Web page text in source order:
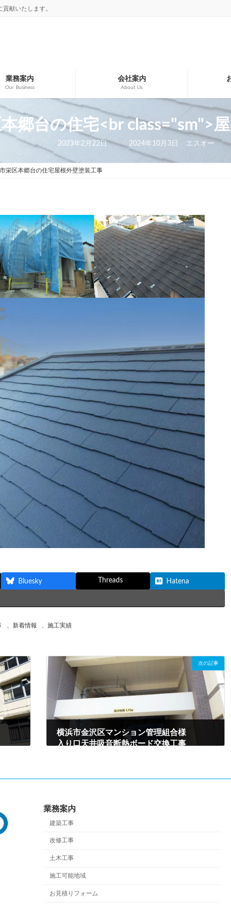
献いたします。
業務案内
Our Business
会社案内
About Us
郷台の住宅<br class="sm">
2023年2月22日
最
終
新
2024年10月3日 エスオー
栄区本郷台の住宅屋根外壁塗装工事
Bluesky Threads Hatena
新着情報 、施工実績
次の記事
横浜市金沢区マンション管理組合様
入り口天井吸音断熱ボード交換工事
業務案内
建築工事
改修工事
土木工事
施工可能地域
お見積りフォーム